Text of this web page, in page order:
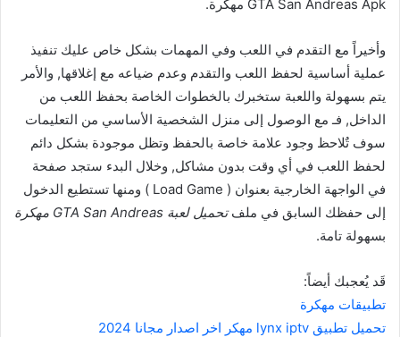
GTA San Andreas Apk مهكرة.
وأخيراً مع التقدم في اللعب وفي المهمات بشكل خاص عليك تنفيذ
عملية أساسية لحفظ اللعب والتقدم وعدم ضياعه مع إغلاقها, والأمر
يتم بسهولة واللعبة ستخبرك بالخطوات الخاصة بحفظ اللعب من
الداخل, فـ مع الوصول إلى منزل الشخصية الأساسي من التعليمات
سوف تٌلاحظ وجود علامة خاصة بالحفظ وتظل موجودة بشكل دائم
لحفظ اللعب في أي وقت بدون مشاكل, وخلال البدء ستجد صفحة
في الواجهة الخارجية بعنوان ( Load Game ) ومنها تستطيع الدخول
إلى حفظك السابق في ملفتحميل لعبة GTA San Andreas مهكرة
بسهولة تامة.
قَد يُعجبك أيضاً:
تطبيقات مهكرة
تحميل تطبيق lynx iptv مهكر اخر اصدار مجانا 2024